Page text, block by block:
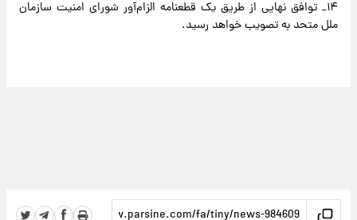
۱۴_ توافق نهایی از طریق یک قطعنامه الزام‌آور شورای امنیت سازمان
ملل متحد به تصویب خواهد رسید.